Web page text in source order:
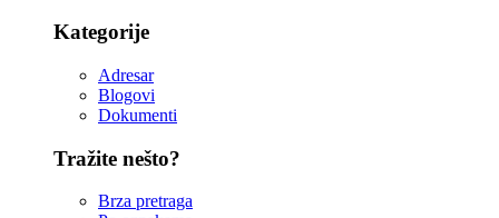
Kategorije
Adresar
Blogovi
Dokumenti
Tražite nešto?
Brza pretraga